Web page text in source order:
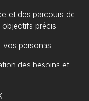
et des parcours de
précis
vos personas
des besoins et